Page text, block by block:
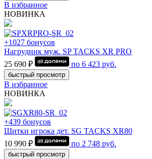
В избранное
НОВИНКА
+1027 бонусов
Нагрудник муж. SP TACKS XR PRO
25 690 ₽
по 6 423 руб.
быстрый просмотр
В избранное
НОВИНКА
+439 бонусов
Щитки игрока дет. SG TACKS XR80
10 990 ₽
по 2 748 руб.
быстрый просмотр